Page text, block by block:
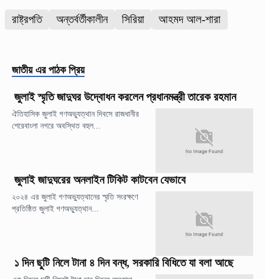
রাষ্ট্রপতি অন্তর্বর্তীকালীন সিরিয়া আহমদ আল-শারা
জাতীয় এর পাঠক প্রিয়
জুলাই স্মৃতি জাদুঘর উদ্বোধন করলেন প্রধানমন্ত্রী তারেক রহমান
ঐতিহাসিক জুলাই গণঅভ্যুত্থান দিবসে রাজধানীর
শেরেবাংলা নগরে অবস্থিত বহুল...
জুলাই জাদুঘরের অনলাইন টিকিট কাটবেন যেভাবে
২০২৪ এর জুলাই গণঅভ্যুত্থানের স্মৃতি সংরক্ষণে
প্রতিষ্ঠিত জুলাই গণঅভ্যুত্থান...
১ দিন ছুটি নিলে টানা ৪ দিন বন্ধ, সরকারি বিধিতে যা বলা আছে